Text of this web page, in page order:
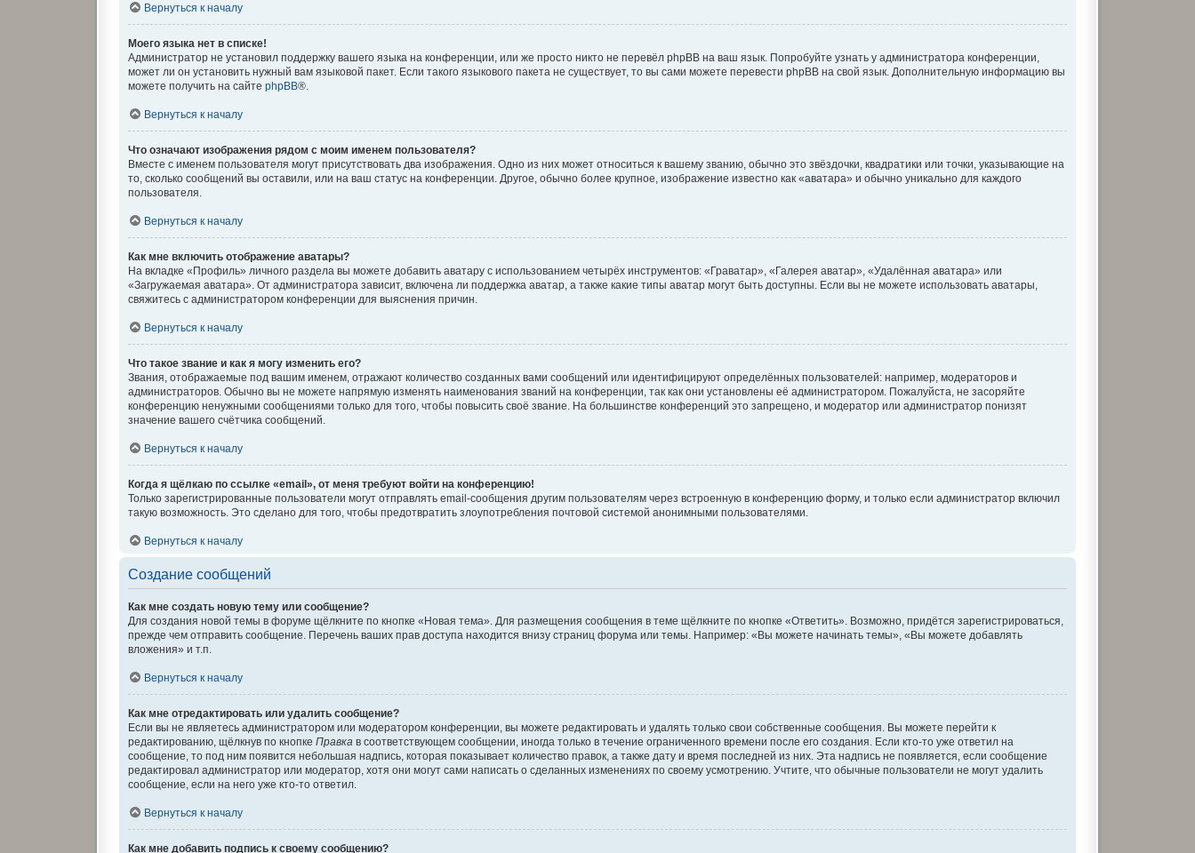
Вернуться к началу
Моего языка нет в списке!
Администратор не установил поддержку вашего языка на конференции, или же просто никто не перевёл phpBB на ваш язык. Попробуйте узнать у администратора конференции,
может ли он установить нужный вам языковой пакет. Если такого языкового пакета не существует, то вы сами можете перевести phpBB на свой язык. Дополнительную информацию вы
можете получить на сайтеphpBB®.
Вернуться к началу
Что означают изображения рядом с моим именем пользователя?
Вместе с именем пользователя могут присутствовать два изображения. Одно из них может относиться к вашему званию, обычно это звёздочки, квадратики или точки, указывающие на
то, сколько сообщений вы оставили, или на ваш статус на конференции. Другое, обычно более крупное, изображение известно как «аватара» и обычно уникально для каждого
пользователя.
Вернуться к началу
Как мне включить отображение аватары?
На вкладке «Профиль» личного раздела вы можете добавить аватару с использованием четырёх инструментов: «Граватар», «Галерея аватар», «Удалённая аватара» или
«Загружаемая аватара». От администратора зависит, включена ли поддержка аватар, а также какие типы аватар могут быть доступны. Если вы не можете использовать аватары,
свяжитесь с администратором конференции для выяснения причин.
Вернуться к началу
Что такое звание и как я могу изменить его?
Звания, отображаемые под вашим именем, отражают количество созданных вами сообщений или идентифицируют определённых пользователей: например, модераторов и
администраторов. Обычно вы не можете напрямую изменять наименования званий на конференции, так как они установлены её администратором. Пожалуйста, не засоряйте
конференцию ненужными сообщениями только для того, чтобы повысить своё звание. На большинстве конференций это запрещено, и модератор или администратор понизят
значение вашего счётчика сообщений.
Вернуться к началу
Когда я щёлкаю по ссылке «email», от меня требуют войти на конференцию!
Только зарегистрированные пользователи могут отправлять email-сообщения другим пользователям через встроенную в конференцию форму, и только если администратор включил
такую возможность. Это сделано для того, чтобы предотвратить злоупотребления почтовой системой анонимными пользователями.
Вернуться к началу
Создание сообщений
Как мне создать новую тему или сообщение?
Для создания новой темы в форуме щёлкните по кнопке «Новая тема». Для размещения сообщения в теме щёлкните по кнопке «Ответить». Возможно, придётся зарегистрироваться,
прежде чем отправить сообщение. Перечень ваших прав доступа находится внизу страниц форума или темы. Например: «Вы можете начинать темы», «Вы можете добавлять
вложения» и т.п.
Вернуться к началу
Как мне отредактировать или удалить сообщение?
Если вы не являетесь администратором или модератором конференции, вы можете редактировать и удалять только свои собственные сообщения. Вы можете перейти к
редактированию, щёлкнув по кнопкеПравка в соответствующем сообщении, иногда только в течение ограниченного времени после его создания. Если кто-то уже ответил на
сообщение, то под ним появится небольшая надпись, которая показывает количество правок, а также дату и время последней из них. Эта надпись не появляется, если сообщение
редактировал администратор или модератор, хотя они могут сами написать о сделанных изменениях по своему усмотрению. Учтите, что обычные пользователи не могут удалить
сообщение, если на него уже кто-то ответил.
Вернуться к началу
Как мне добавить подпись к своему сообщению?